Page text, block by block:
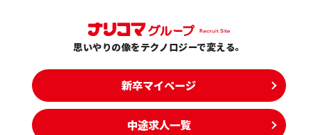
思いやりの像をテクノロジーで変える。
新卒マイページ
中途求人一覧